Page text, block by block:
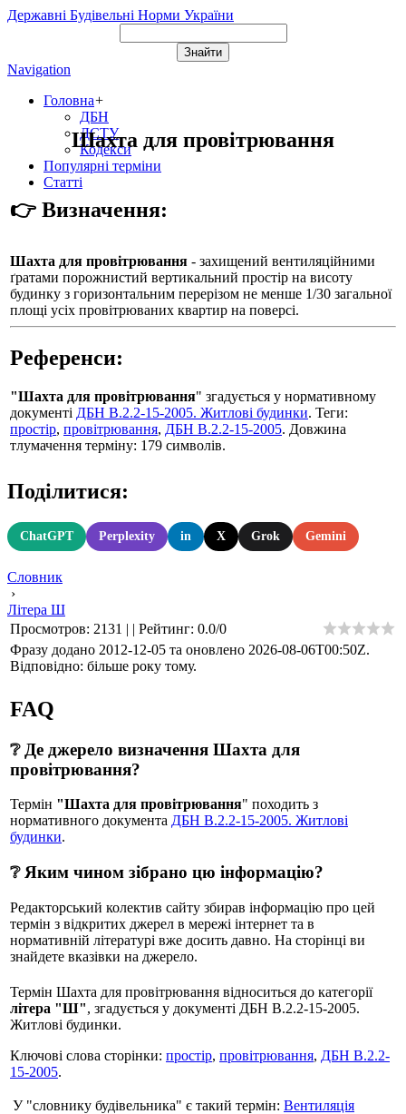
Державні Будівельні Норми України
Navigation
Головна+
ДБН
ДСТУ
Кодекси
Популярні терміни
Статті
Шахта для провітрювання
👉 Визначення:
Шахта для провітрювання - захищений вентиляційними
ґратами порожнистий вертикальний простір на висоту
будинку з горизонтальним перерізом не менше 1/30 загальної
площі усіх провітрюваних квартир на поверсі.
Референси:
"Шахта для провітрювання" згадується у нормативному
документі ДБН В.2.2-15-2005. Житлові будинки. Теги:
простір, провітрювання, ДБН В.2.2-15-2005. Довжина
тлумачення терміну: 179 символів.
Поділитися:
ChatGPT Perplexity in X Grok Gemini
Словник
›
Літера Ш
Просмотров: 2131 | | Рейтинг: 0.0/0
Фразу додано 2012-12-05 та оновлено 2026-08-06T00:50Z.
Відповідно: більше року тому.
FAQ
❔ Де джерело визначення Шахта для
провітрювання?
Термін "Шахта для провітрювання" походить з
нормативного документа ДБН В.2.2-15-2005. Житлові
будинки.
❔ Яким чином зібрано цю інформацію?
Редакторський колектив сайту збирав інформацію про цей
термін з відкритих джерел в мережі інтернет та в
нормативній літературі вже досить давно. На сторінці ви
знайдете вказівки на джерело.
Термін Шахта для провітрювання відноситься до категорії
літера "Ш", згадується у документі ДБН В.2.2-15-2005.
Житлові будинки.
Ключові слова сторінки: простір, провітрювання, ДБН В.2.2-
15-2005.
У "словнику будівельника" є такий термін: Вентиляція